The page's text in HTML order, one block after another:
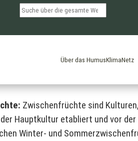
Über das HumusKlimaNetz
Zwischenfrüchte sind
der Hauptkultur etabliert und vor
Winter- und